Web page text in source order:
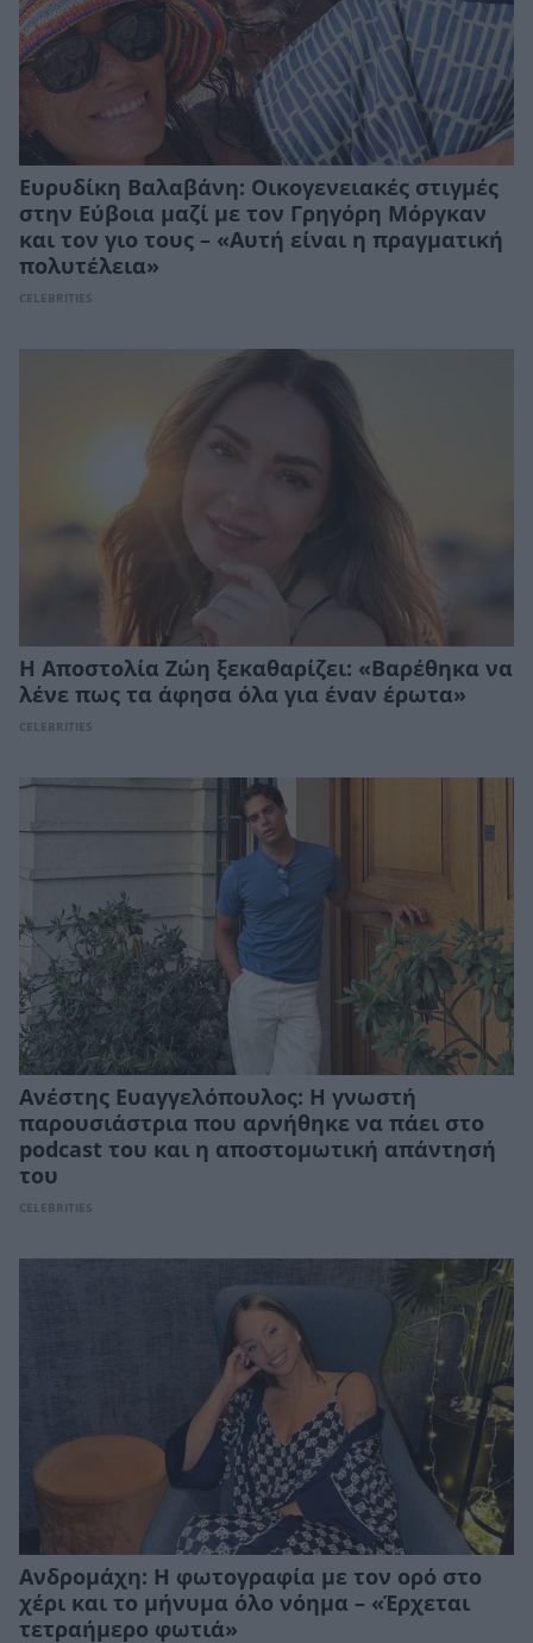
Ευρυδίκη Βαλαβάνη: Οικογενειακές στιγμές
στην Εύβοια μαζί με τον Γρηγόρη Μόργκαν
και τον γιο τους – «Αυτή είναι η πραγματική
πολυτέλεια»
CELEBRITIES
Η Αποστολία Ζώη ξεκαθαρίζει: «Βαρέθηκα να
λένε πως τα άφησα όλα για έναν έρωτα»
CELEBRITIES
Ανέστης Ευαγγελόπουλος: Η γνωστή
παρουσιάστρια που αρνήθηκε να πάει στο
podcast του και η αποστομωτική απάντησή
του
CELEBRITIES
Ανδρομάχη: Η φωτογραφία με τον ορό στο
χέρι και το μήνυμα όλο νόημα – «Έρχεται
τετραήμερο φωτιά»